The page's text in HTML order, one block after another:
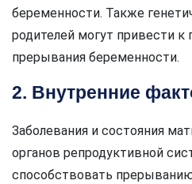
беременности. Также
родителей могут привести
прерывания беременности.
2. Внутренние
Заболевания и состояния
органов репродуктивной
способствовать